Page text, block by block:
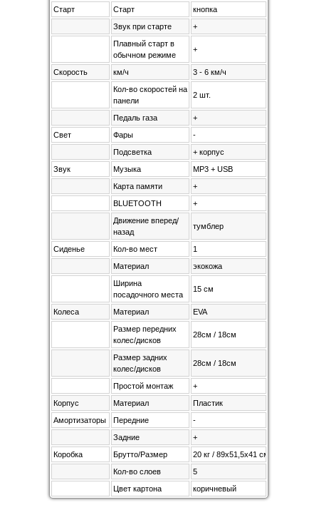
Старт Старт
кнопка
Звук при старте
+
Плавный старт в
обычном режиме
+
Скорость км/ч
3 - 6 км/ч
Кол-во скоростей на
панели
2 шт.
Педаль газа
+
Свет
Фары
-
Подсветка
+ корпус
Звук
Музыка
MP3 + USB
Карта памяти
+
BLUETOOTH
+
Движение вперед/
назад
тумблер
Сиденье Кол-во мест
1
Материал
экокожа
Ширина
посадочного места
15 см
Колеса Материал
EVA
Размер передних
колес/дисков
28см / 18см
Размер задних
колес/дисков
28см / 18см
Простой монтаж
+
Корпус
Материал
Пластик
Амортизаторы
Передние
-
Задние
+
Коробка
Брутто/Размер
20 кг / 89х51,5х41 см
Кол-во слоев
5
Цвет картона
коричневый